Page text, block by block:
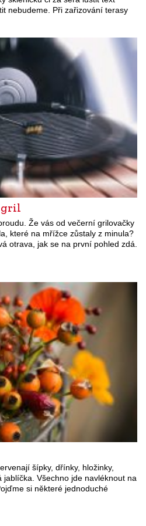
nebudeme. Při zařizování terasy
gril
Že vás od večerní grilovačky
které na mřížce zůstaly z minula?
otrava, jak se na první pohled zdá.
šípky, dřínky, hložinky,
jablíčka. Všechno jde navléknout na
si některé jednoduché